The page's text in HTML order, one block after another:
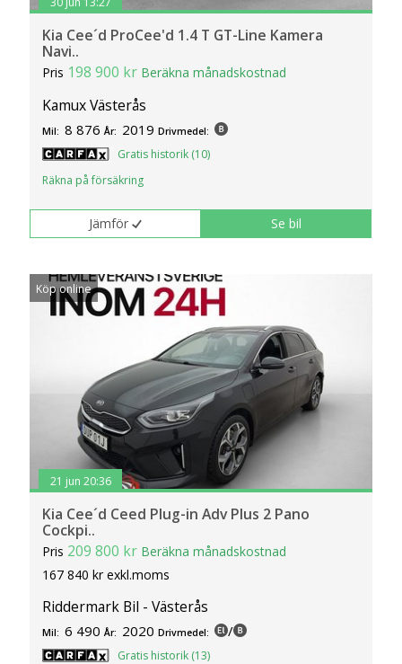
Kia Cee´d ProCee'd 1.4 T GT-Line Kamera
Navi..
Pris 198 900 kr Beräkna månadskostnad
Kamux Västerås
Mil: 8 876 År: 2019 Drivmedel:
Gratis historik (10)
Räkna på försäkring
Jämför Se bil
Köp online
21 jun 20:36
Kia Cee´d Ceed Plug-in Adv Plus 2 Pano
Cockpi..
Pris 209 800 kr Beräkna månadskostnad
167 840 kr exkl.moms
Riddermark Bil - Västerås
Mil: 6 490 År: 2020 Drivmedel: /
Gratis historik (13)